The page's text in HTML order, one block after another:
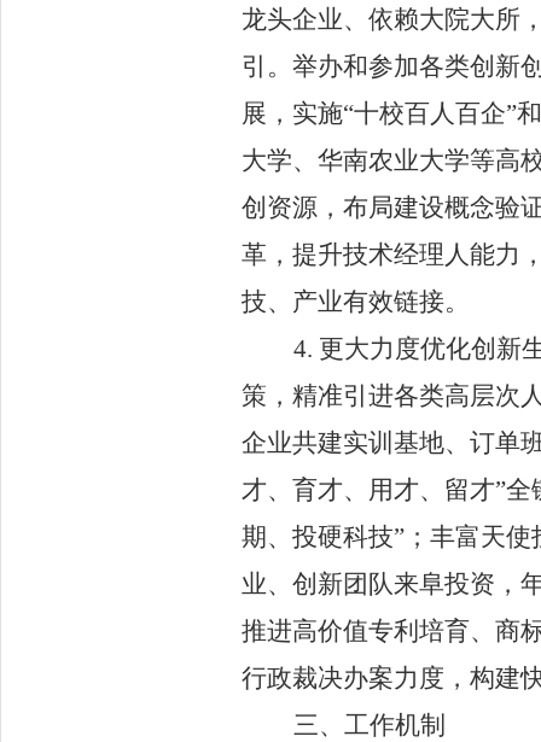
龙头企业、依赖大院大所
引。举办和参加各类创新
展，实施“十校百人百企”和
大学、华南农业大学等高
创资源，布局建设概念验
革，提升技术经理人能力
技、产业有效链接。
4. 更大力度优化创新
策，精准引进各类高层次
企业共建实训基地、订单
才、育才、用才、留才”全
期、投硬科技” ；丰富天
业、创新团队来阜投资，
推进高价值专利培育、商
行政裁决办案力度，构建
三、工作机制